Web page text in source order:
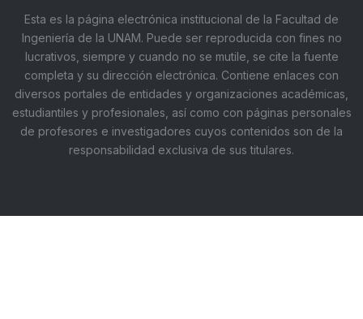
Esta es la página electrónica institucional de la Facultad de
Ingeniería de la UNAM. Puede ser reproducida con fines no
lucrativos, siempre y cuando no se mutile, se cite la fuente
completa y su dirección electrónica. Contiene enlaces con
diversos portales de entidades y organizaciones académicas,
estudiantiles y profesionales, así como con páginas personales
de profesores e investigadores cuyos contenidos son de la
responsabilidad exclusiva de sus titulares.